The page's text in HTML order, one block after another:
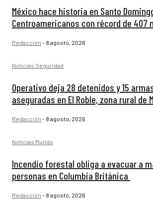
México hace historia en Santo
Centroamericanos con récord de 407
Redacción - 8 agosto, 2026
Noticias Seguridad
Operativo deja 28 detenidos y 15
aseguradas en El Roble, zona rural de
Redacción - 8 agosto, 2026
Noticias Mundo
Incendio forestal obliga a evacuar a
personas en Columbia Británica
Redacción - 8 agosto, 2026